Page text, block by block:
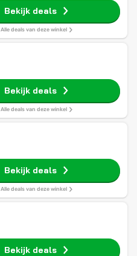
Bekijk deals
Alle deals van deze winkel
Bekijk deals
Alle deals van deze winkel
Bekijk deals
Alle deals van deze winkel
Bekijk deals